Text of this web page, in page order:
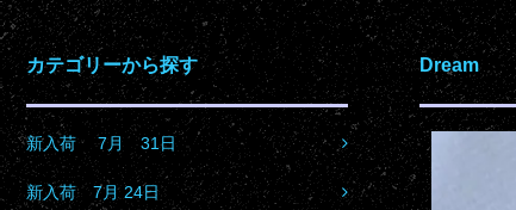
カテゴリーから探す
新入荷 7月 31日
新入荷 7月 24日
Dream